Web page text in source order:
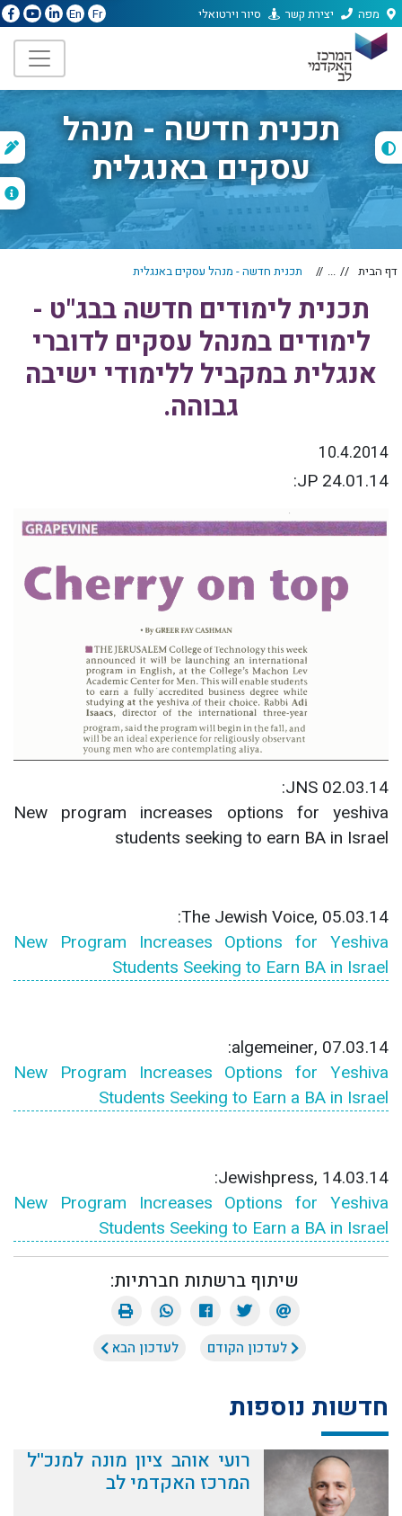
מפה יצירת קשר סיור וירטואלי Fr
En
תכנית חדשה - מנהל
עסקים באנגלית
דף הבית ... תכנית חדשה - מנהל עסקים באנגלית
תכנית לימודים חדשה בבג"ט -
לימודים במנהל עסקים לדוברי
אנגלית במקביל ללימודי ישיבה
גבוהה.
10.4.2014
JP 24.01.14:
JNS 02.03.14:
New program increases options for yeshiva
students seeking to earn BA in Israel
The Jewish Voice, 05.03.14:
New Program Increases Options for Yeshiva
Students Seeking to Earn BA in Israel
algemeiner, 07.03.14:
New Program Increases Options for Yeshiva
Students Seeking to Earn a BA in Israel
Jewishpress, 14.03.14:
New Program Increases Options for Yeshiva
Students Seeking to Earn a BA in Israel
שיתוף ברשתות חברתיות:
לעדכון הקודם לעדכון הבא
חדשות נוספות
רועי אוהב ציון מונה למנכ''ל
המרכז האקדמי לב